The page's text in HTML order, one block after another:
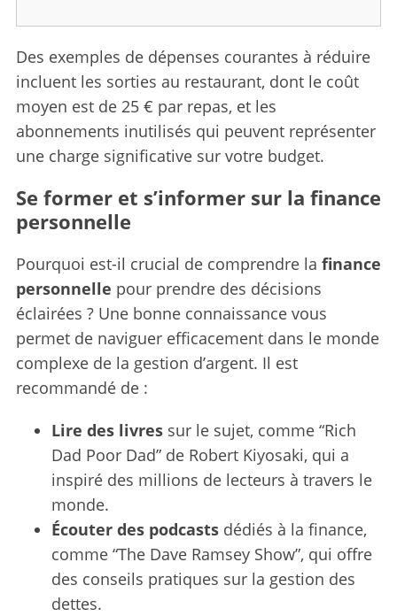
Des exemples de dépenses courantes à réduire
incluent les sorties au restaurant, dont le coût
moyen est de 25 € par repas, et les
abonnements inutilisés qui peuvent représenter
une charge significative sur votre budget.
Se former et s’informer sur la finance
personnelle
Pourquoi est-il crucial de comprendre la finance
personnelle pour prendre des décisions
éclairées ? Une bonne connaissance vous
permet de naviguer efficacement dans le monde
complexe de la gestion d’argent. Il est
recommandé de :
Lire des livressur le sujet, comme “Rich
Dad Poor Dad” de Robert Kiyosaki, qui a
inspiré des millions de lecteurs à travers le
monde.
Écouter des podcastsdédiés à la finance,
comme “The Dave Ramsey Show”, qui offre
des conseils pratiques sur la gestion des
dettes.